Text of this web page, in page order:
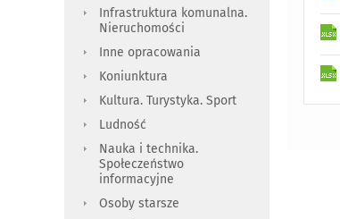
Infrastruktura komunalna.
Nieruchomości
Inne opracowania
Koniunktura
Kultura. Turystyka. Sport
Ludność
Nauka i technika.
Społeczeństwo
informacyjne
Osoby starsze